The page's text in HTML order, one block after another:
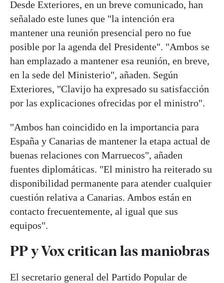
Desde Exteriores, en un breve comunicado, han
señalado este lunes que "la intención era
mantener una reunión presencial pero no fue
posible por la agenda del Presidente". "Ambos se
han emplazado a mantener esa reunión, en breve,
en la sede del Ministerio", añaden. Según
Exteriores, "Clavijo ha expresado su satisfacción
por las explicaciones ofrecidas por el ministro".
"Ambos han coincidido en la importancia para
España y Canarias de mantener la etapa actual de
buenas relaciones con Marruecos", añaden
fuentes diplomáticas. "El ministro ha reiterado su
disponibilidad permanente para atender cualquier
cuestión relativa a Canarias. Ambos están en
contacto frecuentemente, al igual que sus
equipos".
PP y Vox critican las maniobras
El secretario general del Partido Popular de